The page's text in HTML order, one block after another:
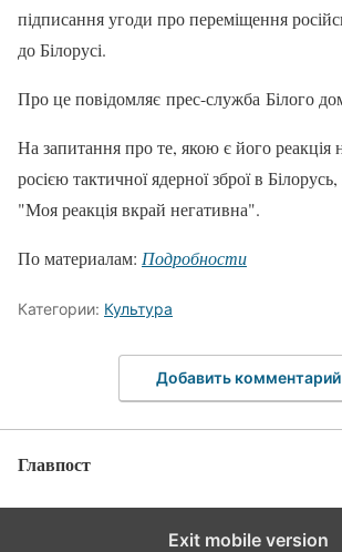
підписання угоди про переміщення
до Білорусі.
Про це повідомляє прес-служба Білого
На запитання про те, якою є його реакція
росією тактичної ядерної зброї в
"Моя реакція вкрай негативна".
По материалам: Подробности
Категории: Культура
Добавить комментарий
Главпост
Exit mobile version